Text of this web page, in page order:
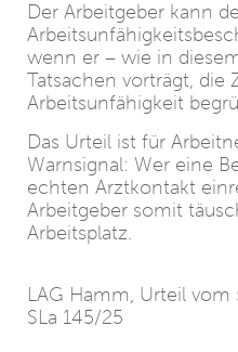
Der Arbeitgeber kann
wenn er – wie in
Tatsachen vorträgt, die
Arbeitsunfähigkeit
Das Urteil ist für
Warnsignal: Wer eine
echten Arztkontakt
Arbeitgeber somit
Arbeitsplatz.
LAG Hamm, Urteil vom
SLa 145/25